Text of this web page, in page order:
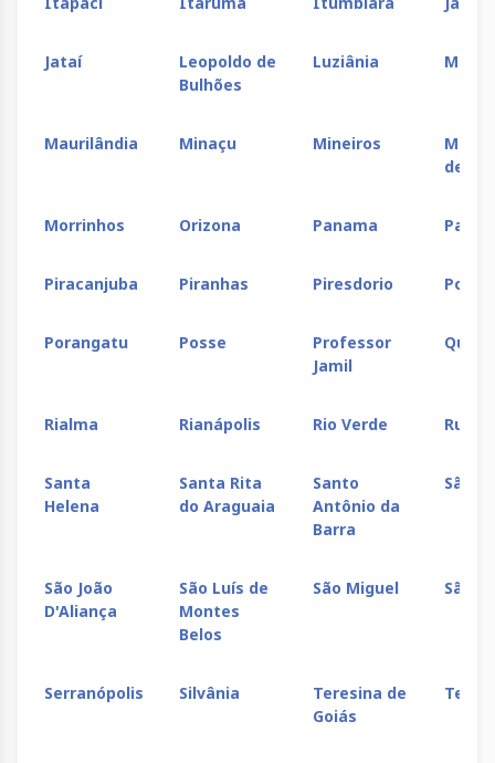
Jataí
Leopoldo de
Bulhões
Luziânia
Maurilândia Minaçu Mineiros
de
Morrinhos Orizona Panama
Piracanjuba Piranhas Piresdorio
Porangatu Posse
Professor
Jamil
Rialma Rianápolis Rio Verde
Santa
Helena
Santa Rita
do Araguaia
Santo
Antônio da
Barra
São
São João
D'Aliança
São Luís de
Montes
Belos
São Miguel São
Serranópolis Silvânia
Teresina de
Goiás